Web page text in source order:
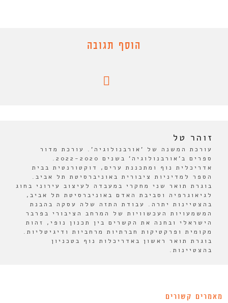
הוסף תגובה
זוהר טל
עורכת המשנה של 'אורבנולוגיה'. עורכת מדור
ספרים ב'אורבנולוגיה' בשנים 2022-2020.
אדריכלית נוף ומתכננת ערים, דוקטורנטית בבית
הספר למדיניות ציבורית באוניברסיטת תל אביב.
בוגרת תואר שני מחקרי במעבדה לעיצוב עירוני בחוג
לגיאוגרפיה וסביבת האדם באוניברסיטת תל אביב,
בהצטיינות יתרה. עבודת התזה שלה עסקה בהבנת
המשמעויות העכשוויות של המרחב הציבורי בפרבר
הישראלי ובחנה את הקשרים בין תכנון נופי, זהות
מקומית ופרקטיקות חברתיות מרחביות ודיגיטליות.
בוגרת תואר ראשון באדריכלות נוף בטכניון
בהצטיינות.
מאמרים קשורים